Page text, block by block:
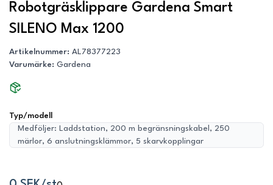
Robotgräsklippare Gardena Smart
SILENO Max 1200
Artikelnummer: AL78377223
Varumärke: Gardena
Typ/modell
Medföljer: Laddstation, 200 m begränsningskabel, 250
märlor, 6 anslutningsklämmor, 5 skarvkopplingar